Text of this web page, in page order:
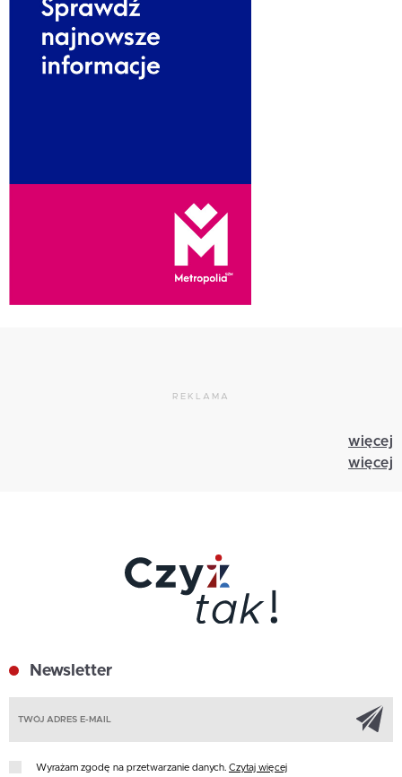
REKLAMA
więcej
więcej
Newsletter
Wyrażam zgodę na przetwarzanie danych. Czytaj więcej